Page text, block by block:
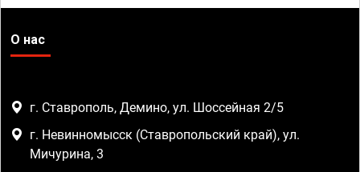
О нас
г. Ставрополь, Демино, ул. Шоссейная 2/5
г. Невинномысск (Ставропольский край), ул.
Мичурина, 3